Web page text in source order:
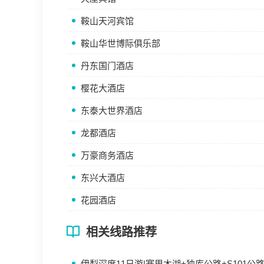
鞍山天河宾馆
鞍山华世博际俱乐部
丹东国门酒店
樱花大酒店
东泰大世界酒店
龙都酒店
万豪商务酒店
东兴大酒店
花园酒店
相关线路推荐